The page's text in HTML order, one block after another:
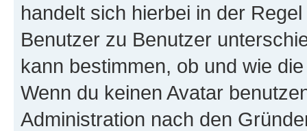
handelt sich hierbei in der
Benutzer zu Benutzer
kann bestimmen, ob und wie
Wenn du keinen Avatar
Administration nach den